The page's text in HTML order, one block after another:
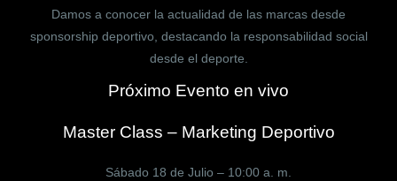
Damos a conocer la actualidad de las marcas desde
sponsorship deportivo, destacando la responsabilidad social
desde el deporte.
Próximo Evento en vivo
Master Class – Marketing Deportivo
Sábado 18 de Julio – 10:00 a. m.